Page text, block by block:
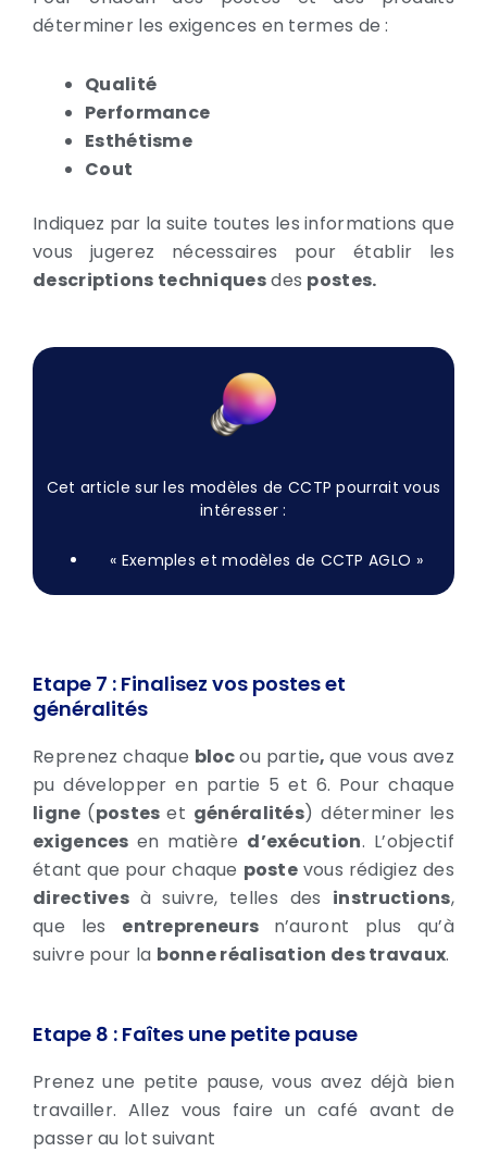
déterminer les exigences en termes de :
Qualité
Performance
Esthétisme
Cout
Indiquez par la suite toutes les informations que
vous jugerez nécessaires pour établir les
descriptions techniquesdes postes.
Cet article sur les modèles de CCTP pourrait vous
intéresser :
« Exemples et modèles de CCTP AGLO »
Etape 7 : Finalisez vos postes et
généralités
Reprenez chaque blocou partie,que vous avez
pu développer en partie 5 et 6. Pour chaque
ligne (posteset généralités) déterminer les
exigences en matière d’exécution. L’objectif
étant que pour chaque poste vous rédigiez des
directives à suivre, telles des instructions,
que les entrepreneurs n’auront plus qu’à
suivre pour la bonne réalisation des travaux.
Etape 8 : Faîtes une petite pause
Prenez une petite pause, vous avez déjà bien
travailler. Allez vous faire un café avant de
passer au lot suivant